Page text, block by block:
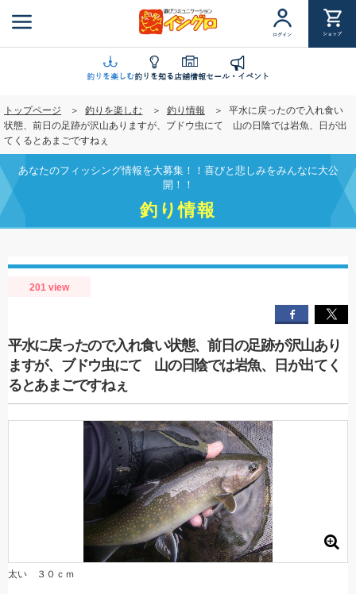
ン
ツ
に
移
動
ログイン ショップ
釣りを楽しむ釣りを知る店舗情報セール・イベント
トップページ 釣りを楽しむ 釣り情報
平水に戻ったので入れ食い
状態、前日の足跡が沢山ありますが、ブドウ虫にて 山の日陰では岩魚、日が出
てくるとあまごですねぇ
あなたのフィッシング情報を大募集！！喜びと悲しみをみんなに大公
開！！
釣り情報
201 view
平水に戻ったので入れ食い状態、前日の足跡が沢山あり
ますが、ブドウ虫にて 山の日陰では岩魚、日が出てく
るとあまごですねぇ
太い ３０ｃｍ